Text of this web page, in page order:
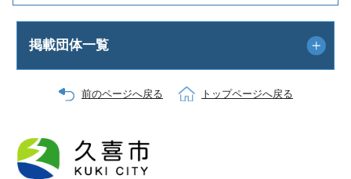
掲載団体一覧
前のページへ戻る トップページへ戻る